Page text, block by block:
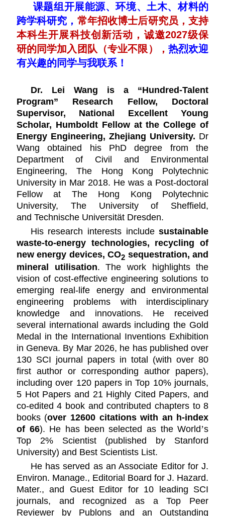
课题组开展能源、环境、土木、材料的
跨学科研究， 常年招收博士后研究员，支持
本科生开展科技创新活动， 诚邀2027级保
研的同学加入团队（专业不限）， 热烈欢迎
有兴趣的同学与我联系！
Dr. Lei Wang is a “Hundred-Talent
Program” Research Fellow, Doctoral
Supervisor, National Excellent Young
Scholar, Humboldt Fellow at the College of
Energy Engineering, Zhejiang University. Dr
Wang obtained his PhD degree from the
Department of Civil and Environmental
Engineering, The Hong Kong Polytechnic
University in Mar 2018. He was a Post-doctoral
Fellow at The Hong Kong Polytechnic
University, The University of Sheffield,
and Technische Universität Dresden.
His research interests includesustainable
waste-to-energy technologies, recycling of
new energy devices, CO2 sequestration, and
mineral utilisation. The work highlights the
vision of cost-effective engineering solutions to
emerging real-life energy and environmental
engineering problems with interdisciplinary
knowledge and innovations. He received
several international awards including the Gold
Medal in the International Inventions Exhibition
in Geneva. By Mar 2026, he has published over
130 SCI journal papers in total (with over 80
first author or corresponding author papers),
including over 120 papers in Top 10% journals,
5 Hot Papers and 21 Highly Cited Papers, and
co-edited 4 book and contributed chapters to 8
books (over 12600 citations with an h-index
of 66). He has been selected as the World’s
Top 2% Scientist (published by Stanford
University) and Best Scientists List.
He has served as an Associate Editor forJ.
Environ. Manage., Editorial Board forJ. Hazard.
Mater., and Guest Editor for 10 leading SCI
journals, and recognized as a Top Peer
Reviewer by Publons and an Outstanding